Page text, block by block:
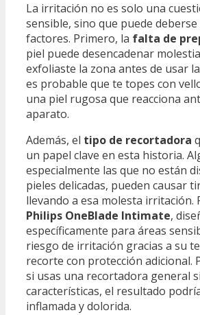
La irritación no es solo una
sensible, sino que puede
factores. Primero, la falta de
piel puede desencadenar
exfoliaste la zona antes de usar
es probable que te topes con
una piel rugosa que reacciona
aparato.
Además, el tipo de recortadora
un papel clave en esta historia.
especialmente las que no están
pieles delicadas, pueden causar
llevando a esa molesta irritación.
Philips OneBlade Intimate,
específicamente para áreas
riesgo de irritación gracias a su
recorte con protección adicional.
si usas una recortadora general
características, el resultado
inflamada y dolorida.